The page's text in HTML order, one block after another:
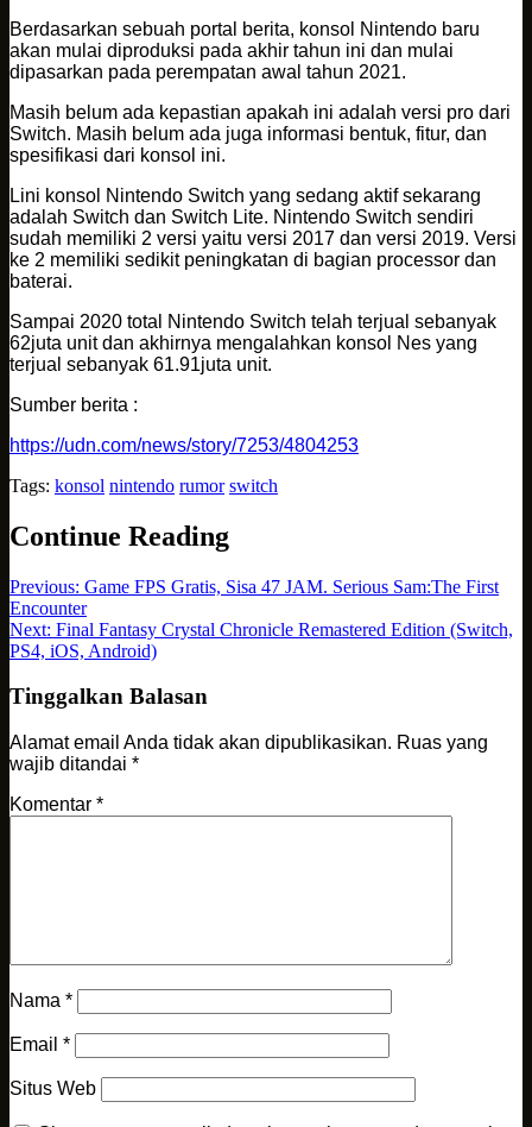
Berdasarkan sebuah portal berita, konsol Nintendo baru
akan mulai diproduksi pada akhir tahun ini dan mulai
dipasarkan pada perempatan awal tahun 2021.
Masih belum ada kepastian apakah ini adalah versi pro dari
Switch. Masih belum ada juga informasi bentuk, fitur, dan
spesifikasi dari konsol ini.
Lini konsol Nintendo Switch yang sedang aktif sekarang
adalah Switch dan Switch Lite. Nintendo Switch sendiri
sudah memiliki 2 versi yaitu versi 2017 dan versi 2019. Versi
ke 2 memiliki sedikit peningkatan di bagian processor dan
baterai.
Sampai 2020 total Nintendo Switch telah terjual sebanyak
62juta unit dan akhirnya mengalahkan konsol Nes yang
terjual sebanyak 61.91juta unit.
Sumber berita :
https://udn.com/news/story/7253/4804253
Tags: konsol nintendo rumor switch
Continue Reading
Previous: Game FPS Gratis, Sisa 47 JAM. Serious Sam:The First
Encounter
Next: Final Fantasy Crystal Chronicle Remastered Edition (Switch,
PS4, iOS, Android)
Tinggalkan Balasan
Alamat email Anda tidak akan dipublikasikan. Ruas yang
wajib ditandai *
Komentar *
Nama *
Email *
Situs Web